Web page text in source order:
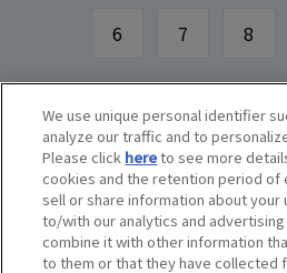
6 7 8
© BANDAI SPIRITS CO.,LTD. ALL RIGHTS
©創通・サンライズ ©創通・サンライズ・
©SOTSU・SUNRISE ©SOTSU・SUNRISE
©Nintendo・Creatures・GAME FREAK・
©Pokémon
©Pokémon. ©Nintendo/Creatures Inc./
We use unique personal identifier
analyze our traffic and to
Please click hereto see more
cookies and the retention period of
sell or share information about
to/with our analytics and
combine it with other information
to them or that they have collected